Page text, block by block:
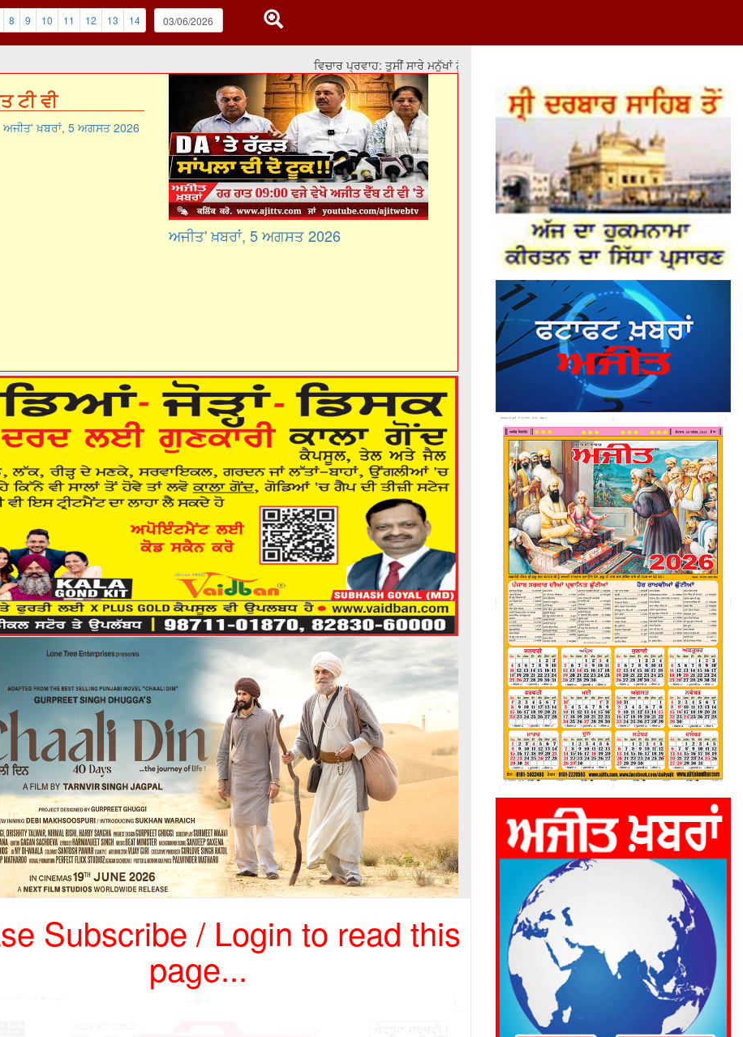
8 9 10 11 12 13 14
ਵਿਚਾਰ ਪ੍ਰਵਾਹ: ਤੁਸੀਂ ਸਾਰੇ ਮਨੁੱਖਾਂ ਨੂੰ ਇਕ ਬਰਾਬਰ ਨਹੀਂ ਕਰ ਸਕਦੇ ਪਰ ਉਨ੍ਹਾਂ ਨੂੰ ਬਰਾਬਰੀ ਦੇ ਮੌਕੇ ਤਾਂ
ਟੀ ਵੀ
ਅਜੀਤ' ਖ਼ਬਰਾਂ, 5 ਅਗਸਤ 2026
ਅਜੀਤ' ਖ਼ਬਰਾਂ, 5 ਅਗਸਤ 2026
Subscribe / Login to read this
page...